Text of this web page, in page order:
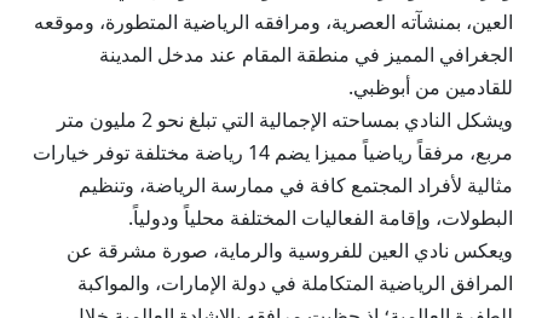
العين، بمنشآته العصرية، ومرافقه الرياضية المتطورة، وموقعه
الجغرافي المميز في منطقة المقام عند مدخل المدينة
للقادمين من أبوظبي.
ويشكل النادي بمساحته الإجمالية التي تبلغ نحو 2 مليون متر
مربع، مرفقاً رياضياً مميزا يضم 14 رياضة مختلفة توفر خيارات
مثالية لأفراد المجتمع كافة في ممارسة الرياضة، وتنظيم
البطولات، وإقامة الفعاليات المختلفة محلياً ودولياً.
ويعكس نادي العين للفروسية والرماية، صورة مشرقة عن
المرافق الرياضية المتكاملة في دولة الإمارات، والمواكبة